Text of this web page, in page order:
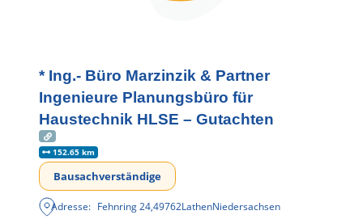
* Ing.- Büro Marzinzik & Partner
Ingenieure Planungsbüro für
Haustechnik HLSE – Gutachten
152.65 km
Bausachverständige
Adresse: Fehnring 24,49762LathenNiedersachsen